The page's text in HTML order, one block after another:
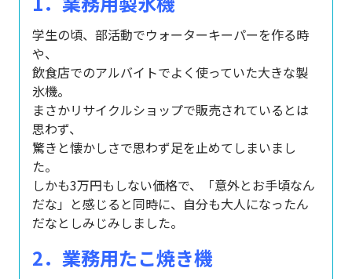
学生の頃、部活動でウォーターキーパーを作る時
や、
飲食店でのアルバイトでよく使っていた大きな製
氷機。
まさかリサイクルショップで販売されているとは
思わず、
驚きと懐かしさで思わず足を止めてしまいまし
た。
しかも3万円もしない価格で、「意外とお手頃なん
だな」と感じると同時に、自分も大人になったん
だなとしみじみしました。
2．業務用たこ焼き機